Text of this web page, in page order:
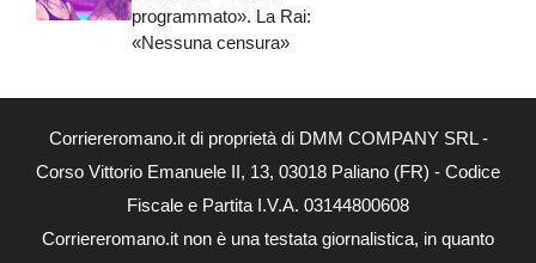
programmato». La Rai:
«Nessuna censura»
Corriereromano.it di proprietà di DMM COMPANY SRL -
Corso Vittorio Emanuele II, 13, 03018 Paliano (FR) - Codice
Fiscale e Partita I.V.A. 03144800608
Corriereromano.it non è una testata giornalistica, in quanto